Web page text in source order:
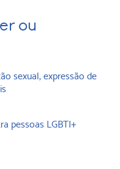
ou
sexual, expressão de
pessoas LGBTI+